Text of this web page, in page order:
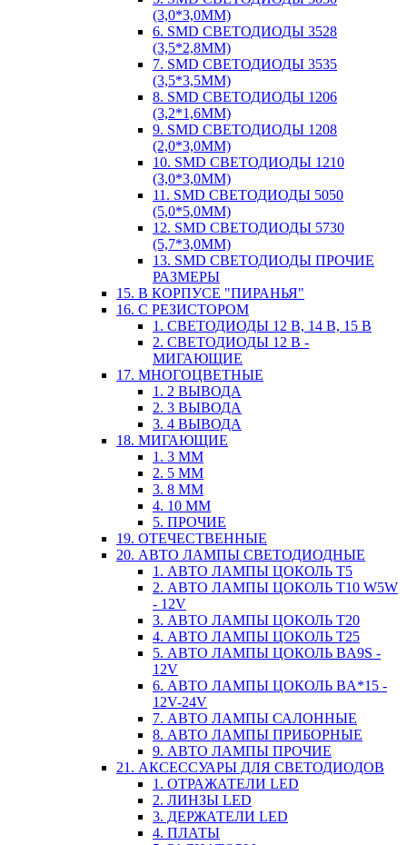
(3,0*3,0ММ)
6. SMD СВЕТОДИОДЫ 3528
(3,5*2,8ММ)
7. SMD СВЕТОДИОДЫ 3535
(3,5*3,5ММ)
8. SMD СВЕТОДИОДЫ 1206
(3,2*1,6ММ)
9. SMD СВЕТОДИОДЫ 1208
(2,0*3,0ММ)
10. SMD СВЕТОДИОДЫ 1210
(3,0*3,0ММ)
11. SMD СВЕТОДИОДЫ 5050
(5,0*5,0ММ)
12. SMD СВЕТОДИОДЫ 5730
(5,7*3,0ММ)
13. SMD СВЕТОДИОДЫ ПРОЧИЕ
РАЗМЕРЫ
15. В КОРПУСЕ "ПИРАНЬЯ"
16. С РЕЗИСТОРОМ
1. СВЕТОДИОДЫ 12 В, 14 В, 15 В
2. СВЕТОДИОДЫ 12 В -
МИГАЮЩИЕ
17. МНОГОЦВЕТНЫЕ
1. 2 ВЫВОДА
2. 3 ВЫВОДА
3. 4 ВЫВОДА
18. МИГАЮЩИЕ
1. 3 ММ
2. 5 ММ
3. 8 ММ
4. 10 ММ
5. ПРОЧИЕ
19. ОТЕЧЕСТВЕННЫЕ
20. АВТО ЛАМПЫ СВЕТОДИОДНЫЕ
1. АВТО ЛАМПЫ ЦОКОЛЬ T5
2. АВТО ЛАМПЫ ЦОКОЛЬ T10 W5W
- 12V
3. АВТО ЛАМПЫ ЦОКОЛЬ T20
4. АВТО ЛАМПЫ ЦОКОЛЬ T25
5. АВТО ЛАМПЫ ЦОКОЛЬ BA9S -
12V
6. АВТО ЛАМПЫ ЦОКОЛЬ BA*15 -
12V-24V
7. АВТО ЛАМПЫ САЛОННЫЕ
8. АВТО ЛАМПЫ ПРИБОРНЫЕ
9. АВТО ЛАМПЫ ПРОЧИЕ
21. АКСЕССУАРЫ ДЛЯ СВЕТОДИОДОВ
1. ОТРАЖАТЕЛИ LED
2. ЛИНЗЫ LED
3. ДЕРЖАТЕЛИ LED
4. ПЛАТЫ